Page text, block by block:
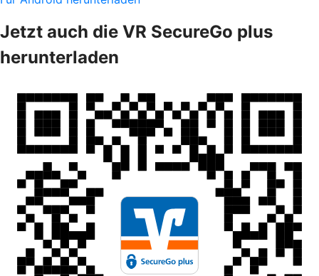
Jetzt auch die VR SecureGo plus
herunterladen